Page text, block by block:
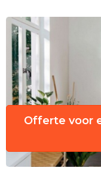
Offerte voor